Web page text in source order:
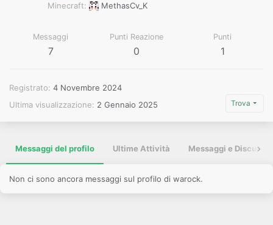
Minecraft MethasCv_K
Messaggi
7
Punti Reazione
0
Punti
1
Registrato 4 Novembre 2024
Ultima visualizzazione
2 Gennaio 2025 Trova
Messaggi del profilo Ultime Attività Messaggi e
Non ci sono ancora messaggi sul profilo di warock.